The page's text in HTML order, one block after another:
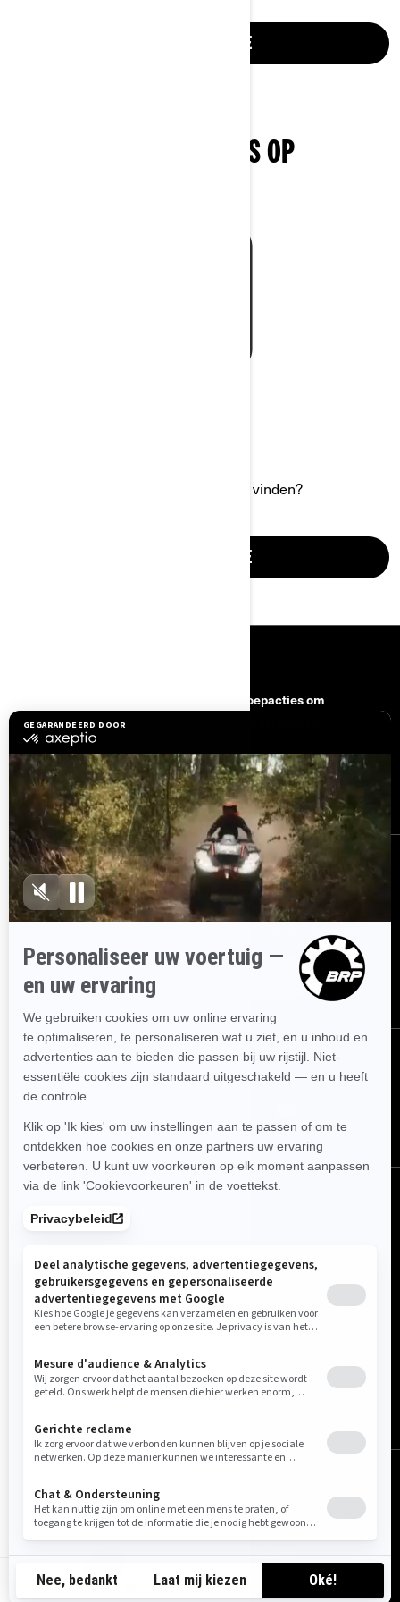
BE-NL
MEER INFORMATIE
NEEM CONTACT MET ONS OP
Kunt u het antwoord op uw vraag niet vinden?
MEER INFORMATIE
Carrière
Word Lid Van Het BRP-
Dealernetwerk
Terugroepacties om
BRP Experiences
AANMELDEN
Ontvang de nieuwsbrief.Wees als eerste op de hoogte van de
VOLG ONS
België (Nederlands)
© BRP 2003-2026
Wettelijlke Kennisgeving
Privacybeleid
Cookie-beleid
Toegankelijkheid
Sitemap Cookie-instellingen